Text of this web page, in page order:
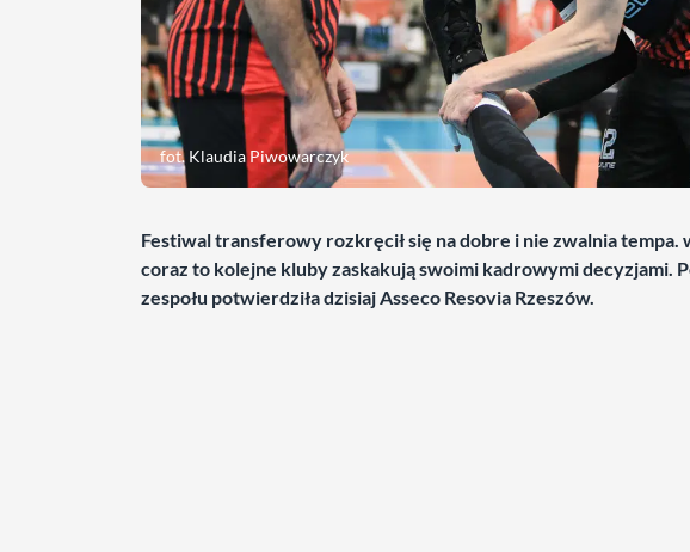
fot. Klaudia Piwowarczyk
Festiwal transferowy rozkręcił się na dobre i nie zwalnia tempa.
coraz to kolejne kluby zaskakują swoimi kadrowymi decyzjami.
zespołu potwierdziła dzisiaj Asseco Resovia Rzeszów.